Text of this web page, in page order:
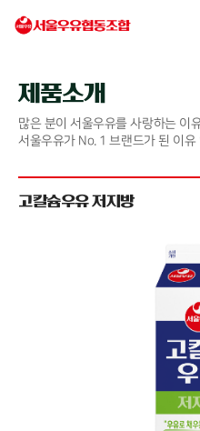
제품소개
많은 분이 서울우유를 사랑하는 이
서울우유가 No. 1 브랜드가 된 이
고칼슘우유 저지방